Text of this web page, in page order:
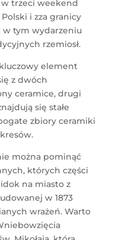
trzeci weekend
i zza granicy
w tym wydarzeniu
rzemiosł.
element
z dwóch
ceramice, drugi
się stałe
zbiory ceramiki
można pominąć
których części
na miasto z
w 1873
wrażeń. Warto